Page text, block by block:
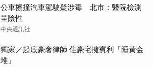
公車擦撞汽車駕駛疑涉毒 北市：醫院檢測
呈陰性
中央通訊社
獨家／起底豪奢律師 住豪宅擁賓利「睡黃金
堆」